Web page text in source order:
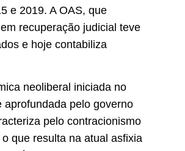
e 2019. A OAS, que
recuperação judicial teve
e hoje contabiliza
neoliberal iniciada no
aprofundada pelo governo
pelo contracionismo
que resulta na atual asfixia